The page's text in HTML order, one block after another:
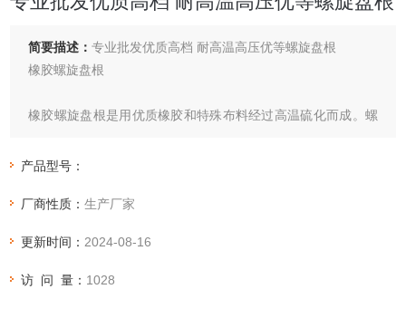
简要描述：专业批发优质高档 耐高温高压优等螺旋盘根
橡胶螺旋盘根
橡胶螺旋盘根是用优质橡胶和特殊布料经过高温硫化而成。螺
长，生产成本低，耗能少等优点。
产品型号：
厂商性质：生产厂家
更新时间： 2024-08-16
访 问 量： 1028